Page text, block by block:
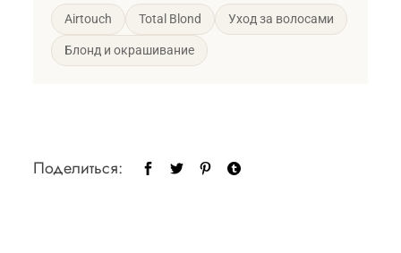
Airtouch Total Blond Уход за волосами
Блонд и окрашивание
Поделиться: